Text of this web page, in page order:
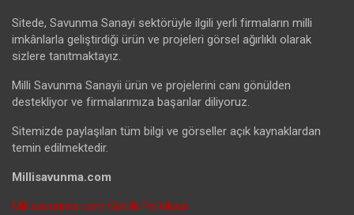
Sitede, Savunma Sanayi sektörüyle ilgili yerli firmaların milli
imkânlarla geliştirdiği ürün ve projeleri görsel ağırlıklı olarak
sizlere tanıtmaktayız.
Milli Savunma Sanayii ürün ve projelerini canı gönülden
destekliyor ve firmalarımıza başarılar diliyoruz.
Sitemizde paylaşılan tüm bilgi ve görseller açık kaynaklardan
temin edilmektedir.
Millisavunma.com
Millisavunma.com Gizlilik Politikası